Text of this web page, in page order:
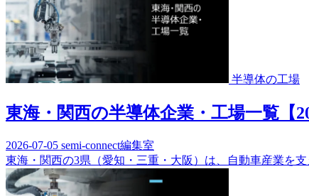
半導体の工場
東海・関西の半導体企業・工場一覧【
2026-07-05 semi-connect編集室
東海・関西の3県（愛知・三重・大阪）は、自動車産業を